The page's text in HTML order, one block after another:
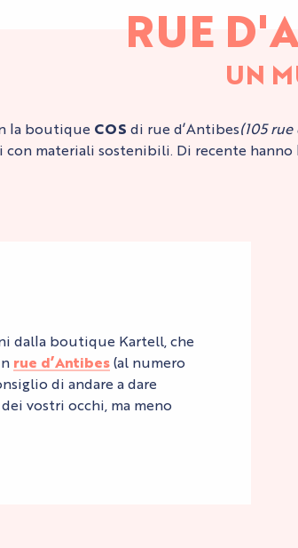
RUE
UN
la boutique COS di rue d’Antibes(105 rue
con materiali sostenibili. Di recente hanno
dalla boutique Kartell, che
rue d’Antibes(al numero
di andare a dare
vostri occhi, ma meno